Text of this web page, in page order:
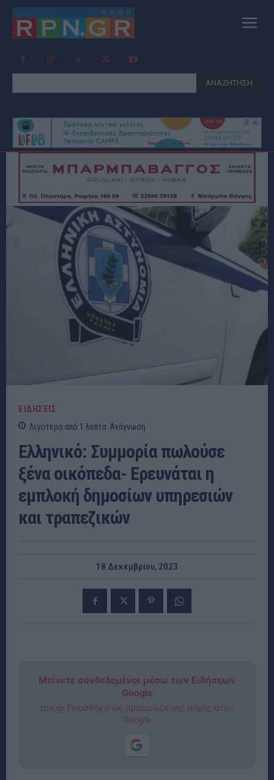
ΑΝΑΖΗΤΗΣΗ
ΕΙΔΗΣΕΙΣ
Λιγότερο από 1 λεπτα Ανάγνωση
Ελληνικό: Συμμορία πωλούσε
ξένα οικόπεδα- Ερευνάται η
εμπλοκή δημοσίων υπηρεσιών
και τραπεζικών
18 Δεκεμβρίου, 2023
Μείνετε συνδεδεμένοι μέσω των Ειδήσεων
Google
rpn.gr Προσθήκη ως προτιμώμενης πηγής στην
Google